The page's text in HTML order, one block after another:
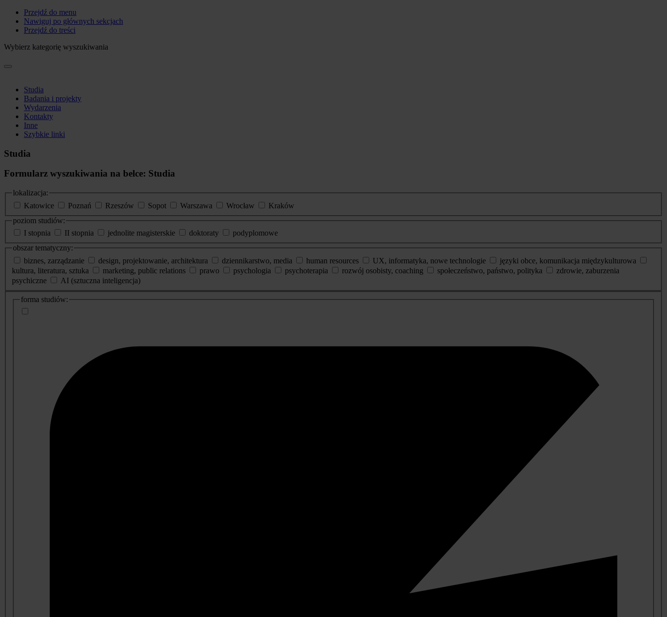
Przejdź do menu
Nawiguj po głównych sekcjach
Przejdź do treści
Wybierz kategorię wyszukiwania
Studia
Badania i projekty
Wydarzenia
Kontakty
Inne
Szybkie linki
Studia
Formularz wyszukiwania na belce: Studia
lokalizacja:
Katowice
Poznań Rzeszów Sopot Warszawa Wrocław
Kraków
poziom studiów:
I stopnia
II stopnia jednolite magisterskie doktoraty
podyplomowe
obszar tematyczny:
biznes, zarządzanie
design, projektowanie, architektura dziennikarstwo, media human resources UX, informatyka, nowe technologie
języki obce, komunikacja międzykulturowa
kultura, literatura, sztuka
marketing, public relations prawo psychologia psychoterapia rozwój osobisty, coaching społeczeństwo, państwo, polityka
zdrowie, zaburzenia
psychiczne
AI (sztuczna inteligencja)
dodatkowe
informacje
forma studiów: